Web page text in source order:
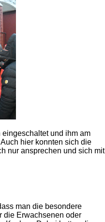
und ihm am
hier konnten sich die
nur ansprechen und sich mit
man die besondere
die Erwachsenen oder